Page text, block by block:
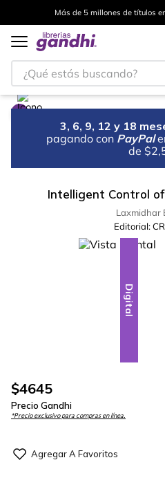
Más de 5 millones de títulos
¿Qué estás buscando?
3, 6, 9, 12 y 18
pagando con PayPal
de
Intelligent Control
Laxmidhar
Editorial:
Digital
$4645
Precio Gandhi
*Precio exclusivo para compras en línea.